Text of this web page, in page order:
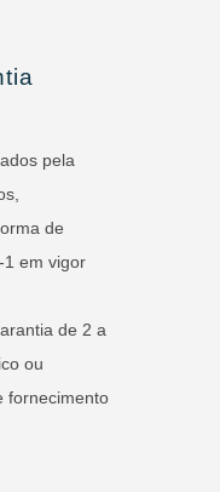
pela
de
1 em vigor
de 2 a
ou
fornecimento